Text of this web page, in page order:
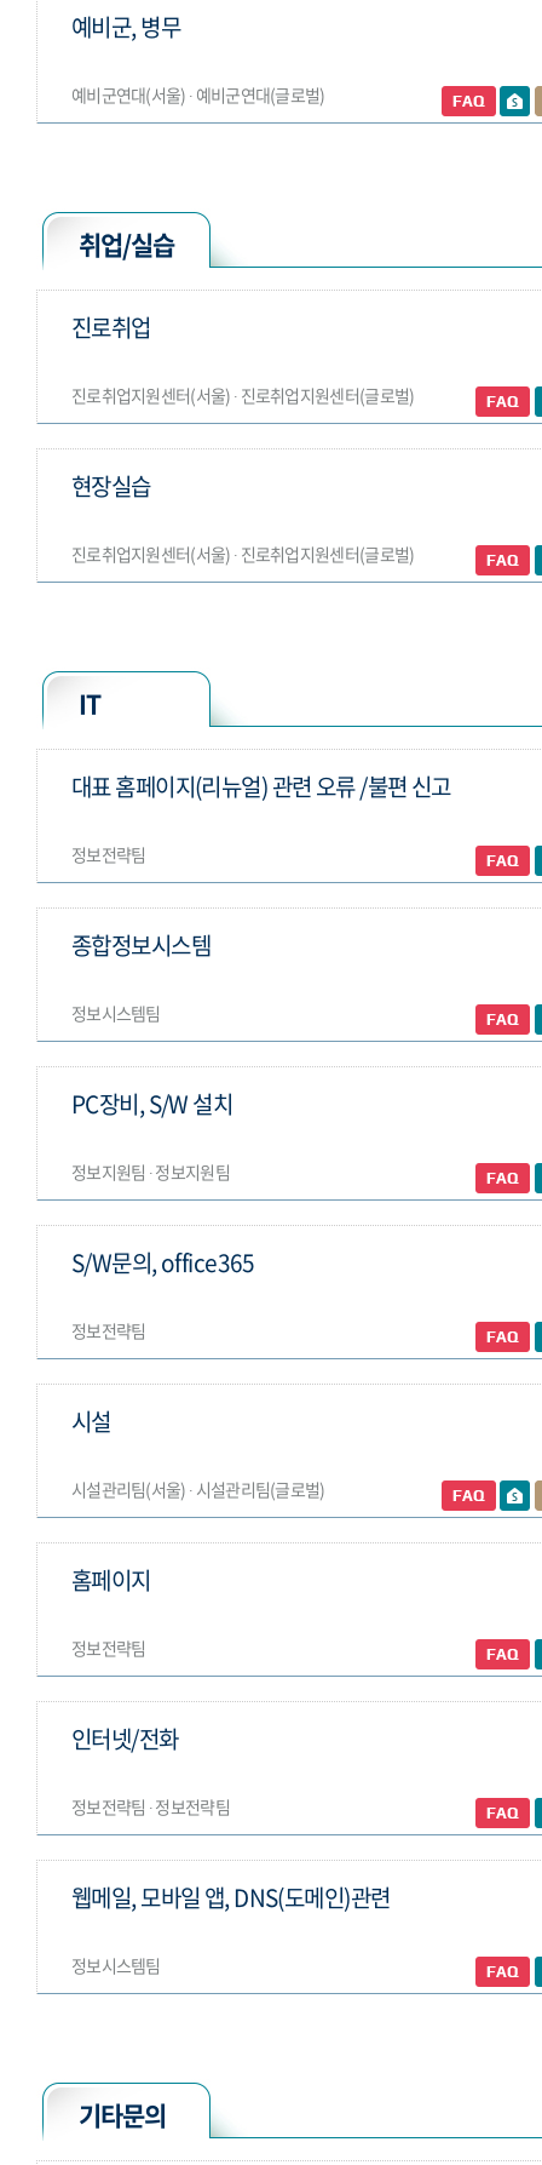
예비군연대(서울) ∙ 예비군연대(글로벌)
예비군, 병무
취업/실습
진로취업지원센터(서울) ∙ 진로취업지원센터(글로벌)
진로취업
진로취업지원센터(서울) ∙ 진로취업지원센터(글로벌)
현장실습
IT
정보전략팀
대표 홈페이지(리뉴얼) 관련 오류 /불편 신고
정보시스템팀
종합정보시스템
정보지원팀 ∙ 정보지원팀
PC장비, S/W 설치
정보전략팀
S/W문의, office365
시설관리팀(서울) ∙ 시설관리팀(글로벌)
시설
정보전략팀
홈페이지
정보전략팀 ∙ 정보전략팀
인터넷/전화
정보시스템팀
웹메일, 모바일 앱, DNS(도메인)관련
기타문의